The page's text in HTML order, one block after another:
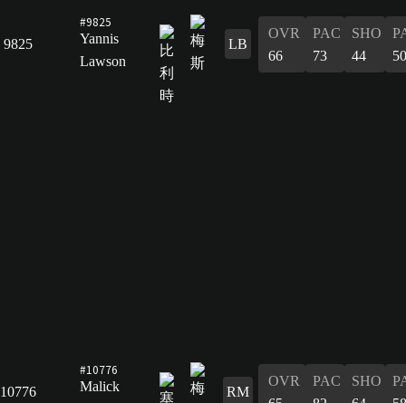
9825
#9825
Yannis
Lawson
LB
OVR
66
PAC
73
SHO
44
50
10776
#10776
Malick
RM
OVR
PAC
SHO